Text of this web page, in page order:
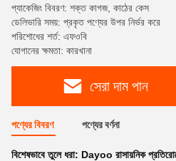
প্যাকেজিং বিবরণ: শক্ত কাগজ, কাঠের কেস
ডেলিভারি সময়: প্রকৃত পণ্যের উপর নির্ভর করে
পরিশোধের শর্ত: এফওবি
যোগানের ক্ষমতা: কারখানা
সেরা দাম পান
পণ্যের বিবরণ পণ্যের বর্ণনা
বিশেষভাবে তুলে ধরা: Dayoo রাসায়নিক